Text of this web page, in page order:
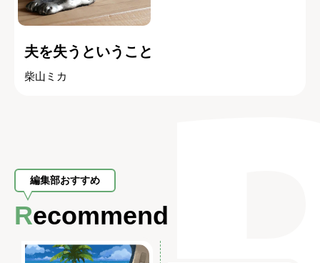
夫を失うということ
柴山ミカ
編集部おすすめ
Recommend